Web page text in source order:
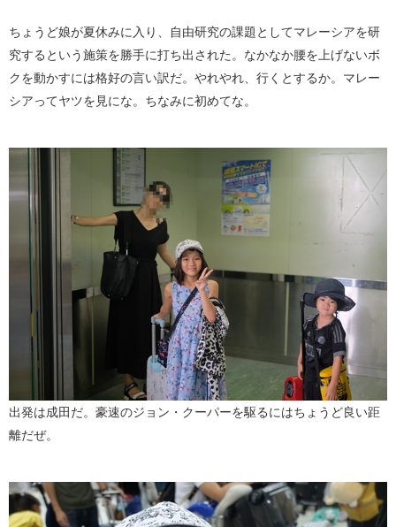
ちょうど娘が夏休みに入り、自由研究の課題としてマレーシアを研
究するという施策を勝手に打ち出された。なかなか腰を上げないボ
クを動かすには格好の言い訳だ。やれやれ、行くとするか。マレー
シアってヤツを見にな。ちなみに初めてな。
出発は成田だ。豪速のジョン・クーパーを駆るにはちょうど良い距
離だぜ。